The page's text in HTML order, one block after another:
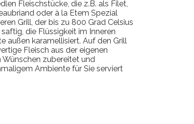
Fleischstücke, die z.B. als Filet,
oder à la Etem Spezial
Grill, der bis zu 800 Grad Celsius
die Flüssigkeit im Inneren
außen karamellisiert. Auf den Grill
Fleisch aus der eigenen
zubereitet und
Ambiente für Sie serviert